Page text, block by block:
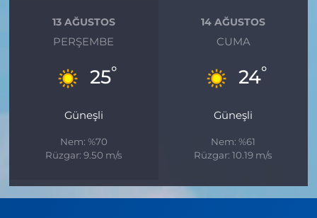
13 AĞUSTOS
PERŞEMBE
25°
Güneşli
Nem: %70
Rüzgar: 9.50 m/s
14 AĞUSTOS
CUMA
24°
Güneşli
Nem: %61
Rüzgar: 10.19 m/s